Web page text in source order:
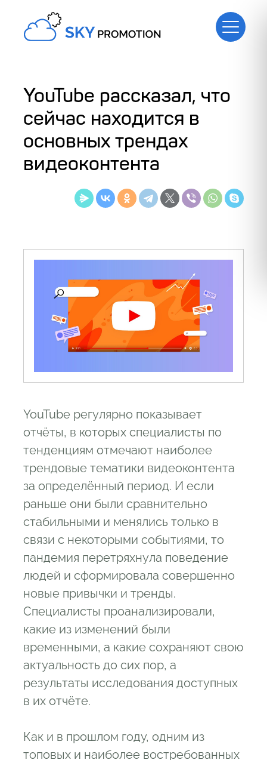
YouTube рассказал, что
сейчас находится в
основных трендах
видеоконтента
YouTube регулярно показывает
отчёты, в которых специалисты по
тенденциям отмечают наиболее
трендовые тематики видеоконтента
за определённый период. И если
раньше они были сравнительно
стабильными и менялись только в
связи с некоторыми событиями, то
пандемия перетряхнула поведение
людей и сформировала совершенно
новые привычки и тренды.
Специалисты проанализировали,
какие из изменений были
временными, а какие сохраняют свою
актуальность до сих пор, а
результаты исследования доступных
в их отчёте.
Как и в прошлом году, одним из
топовых и наиболее востребованных